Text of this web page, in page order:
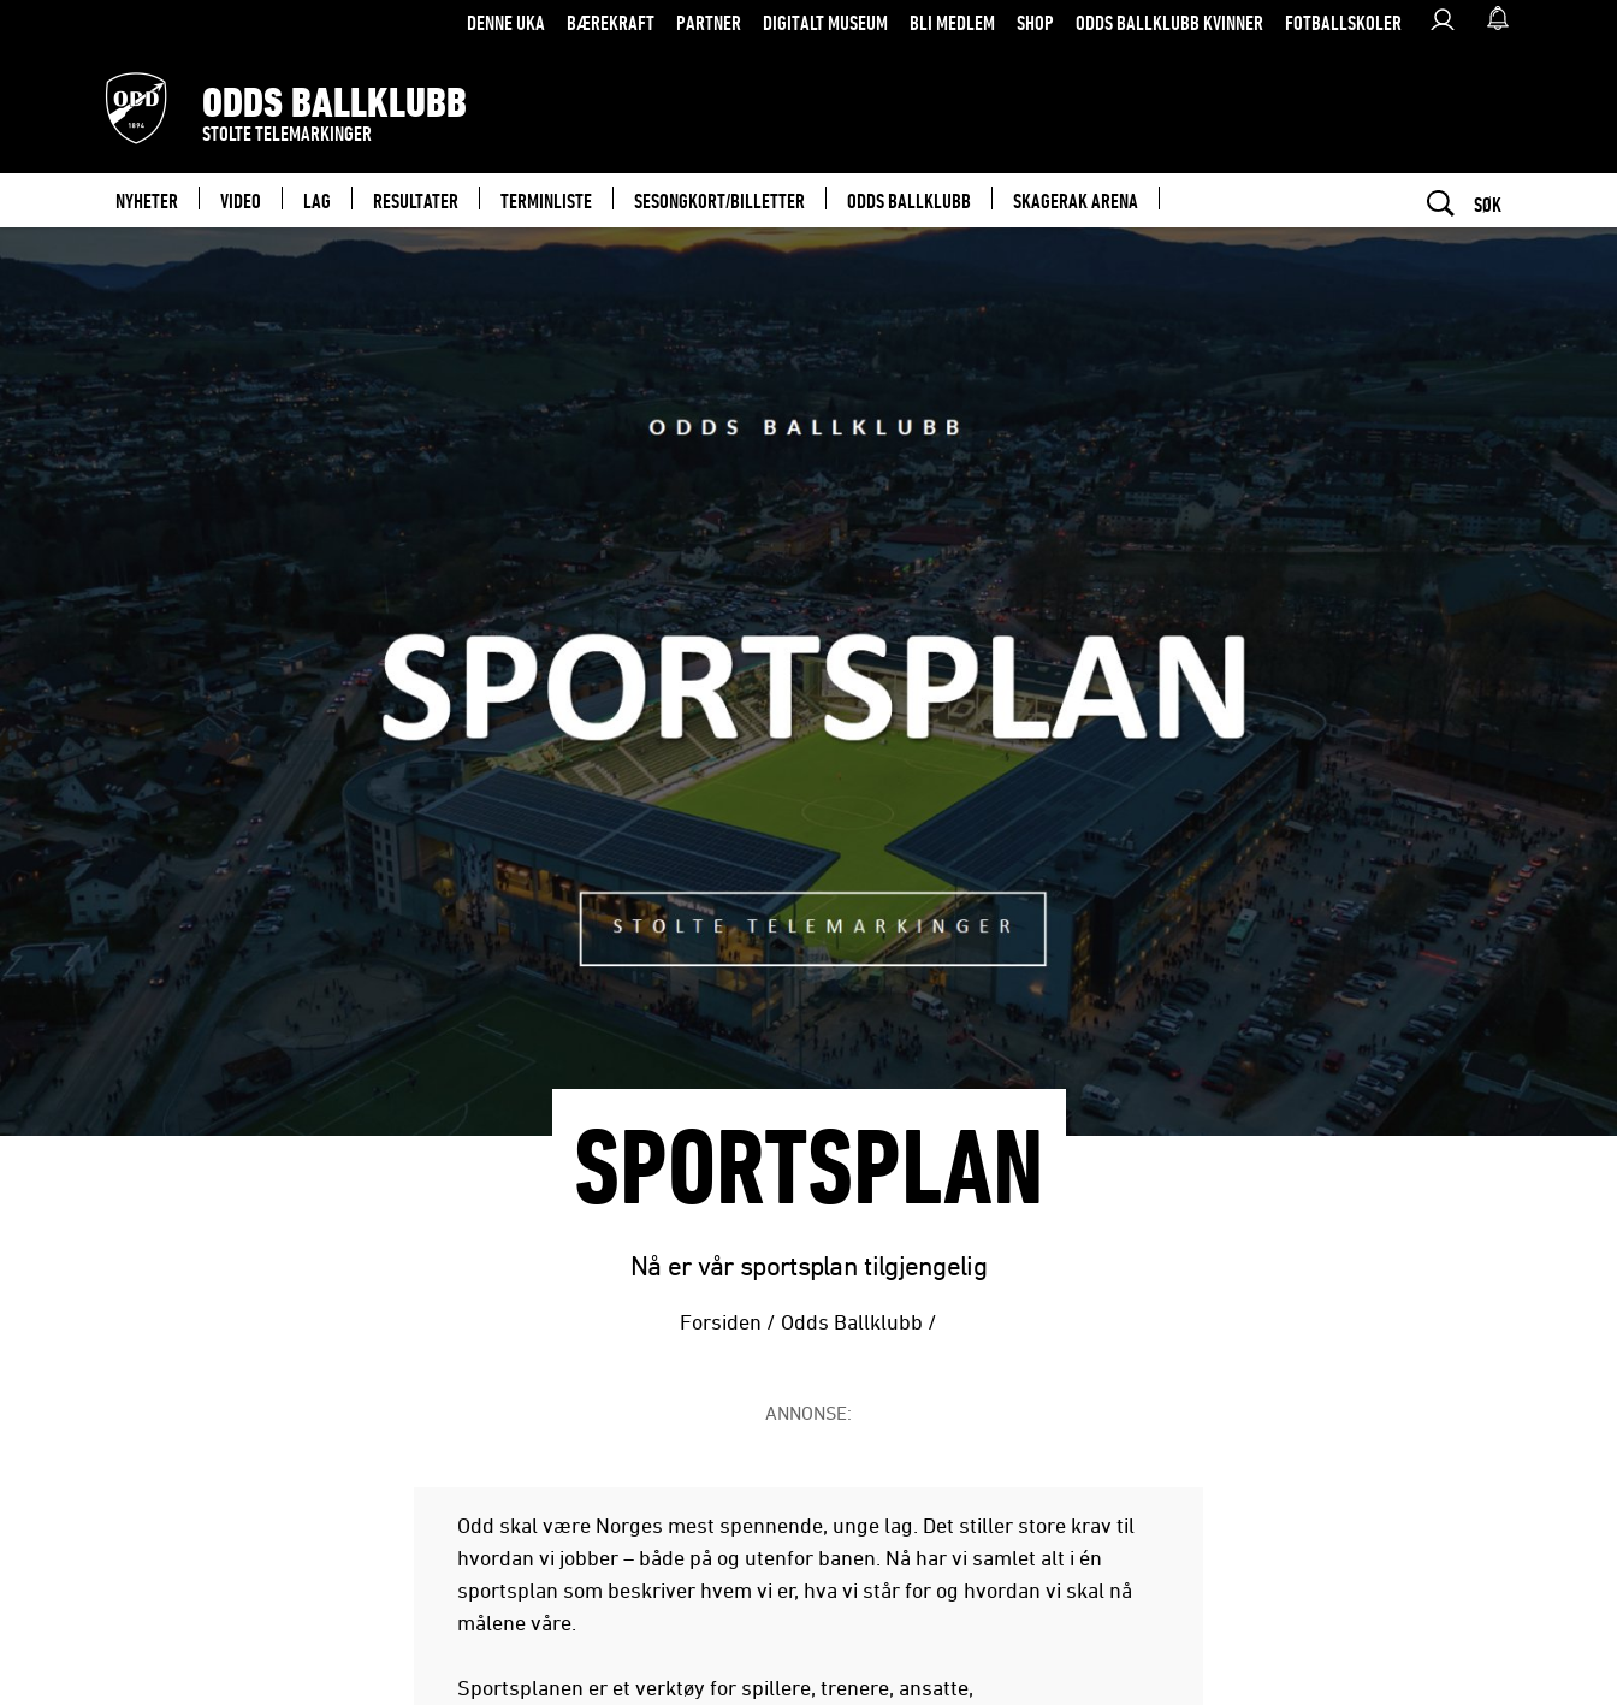
DENNE UKA BÆREKRAFT PARTNER DIGITALT MUSEUM BLI MEDLEM SHOP ODDS BALLKLUBB KVINNER FOTBALLSKOLER
ODDS BALLKLUBB
STOLTE TELEMARKINGER
NYHETER VIDEO LAG RESULTATER TERMINLISTE SESONGKORT/BILLETTER ODDS BALLKLUBB SKAGERAK ARENA SØK
SPORTSPLAN
Nå er vår sportsplan tilgjengelig
Forsiden / Odds Ballklubb /
ANNONSE:
Odd skal være Norges mest spennende, unge lag. Det stiller store krav til
hvordan vi jobber – både på og utenfor banen. Nå har vi samlet alt i én
sportsplan som beskriver hvem vi er, hva vi står for og hvordan vi skal nå
målene våre.
Sportsplanen er et verktøy for spillere, trenere, ansatte,